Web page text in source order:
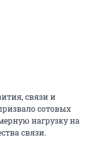
связи и
сотовых
нагрузку на
связи.